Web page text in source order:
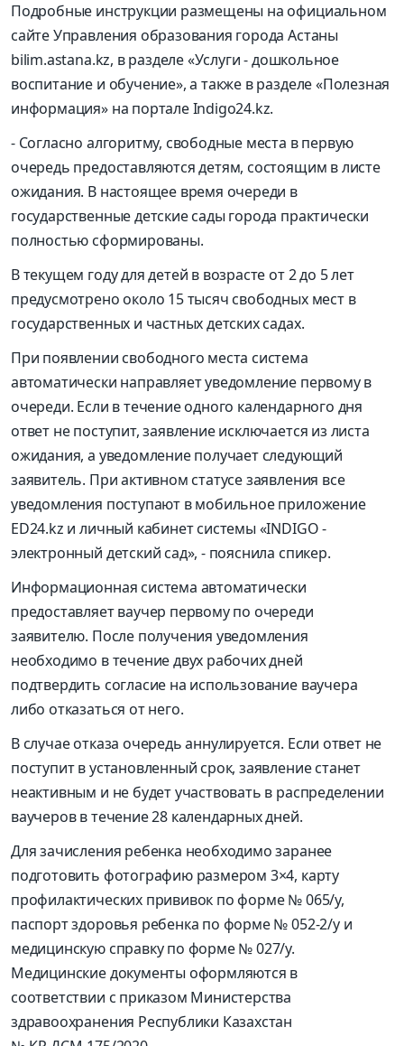
Подробные инструкции размещены на официальном
сайте Управления образования города Астаны
bilim.astana.kz, в разделе «Услуги - дошкольное
воспитание и обучение», а также в разделе «Полезная
информация» на портале Indigo24.kz.
- Согласно алгоритму, свободные места в первую
очередь предоставляются детям, состоящим в листе
ожидания. В настоящее время очереди в
государственные детские сады города практически
полностью сформированы.
В текущем году для детей в возрасте от 2 до 5 лет
предусмотрено около 15 тысяч свободных мест в
государственных и частных детских садах.
При появлении свободного места система
автоматически направляет уведомление первому в
очереди. Если в течение одного календарного дня
ответ не поступит, заявление исключается из листа
ожидания, а уведомление получает следующий
заявитель. При активном статусе заявления все
уведомления поступают в мобильное приложение
ED24.kz и личный кабинет системы «INDIGO -
электронный детский сад», - пояснила спикер.
Информационная система автоматически
предоставляет ваучер первому по очереди
заявителю. После получения уведомления
необходимо в течение двух рабочих дней
подтвердить согласие на использование ваучера
либо отказаться от него.
В случае отказа очередь аннулируется. Если ответ не
поступит в установленный срок, заявление станет
неактивным и не будет участвовать в распределении
ваучеров в течение 28 календарных дней.
Для зачисления ребенка необходимо заранее
подготовить фотографию размером 3×4, карту
профилактических прививок по форме № 065/у,
паспорт здоровья ребенка по форме № 052-2/у и
медицинскую справку по форме № 027/у.
Медицинские документы оформляются в
соответствии с приказом Министерства
здравоохранения Республики Казахстан